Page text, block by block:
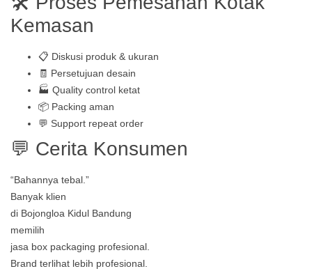
Kemasan
📋 Diskusi produk & ukuran
🧾 Persetujuan desain
🏭 Quality control ketat
📦 Packing aman
💬 Support repeat order
💬 Cerita Konsumen
“Bahannya tebal.”
Banyak klien
di Bojongloa Kidul Bandung
memilih
jasa box packaging profesional.
Brand terlihat lebih profesional.